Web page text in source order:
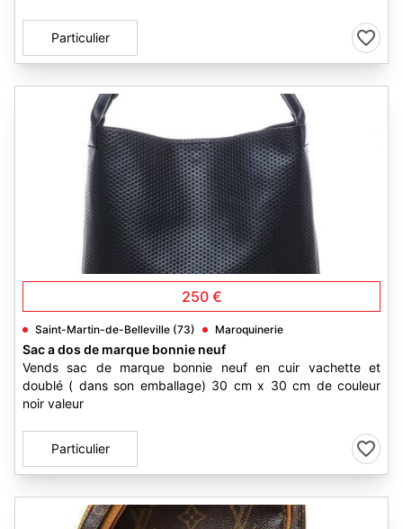
Particulier
250 €
Saint-Martin-de-Belleville (73) Maroquinerie
Sac a dos de marque bonnie neuf
Vends sac de marque bonnie neuf en cuir vachette et
doublé ( dans son emballage) 30 cm x 30 cm de couleur
noir valeur
Particulier